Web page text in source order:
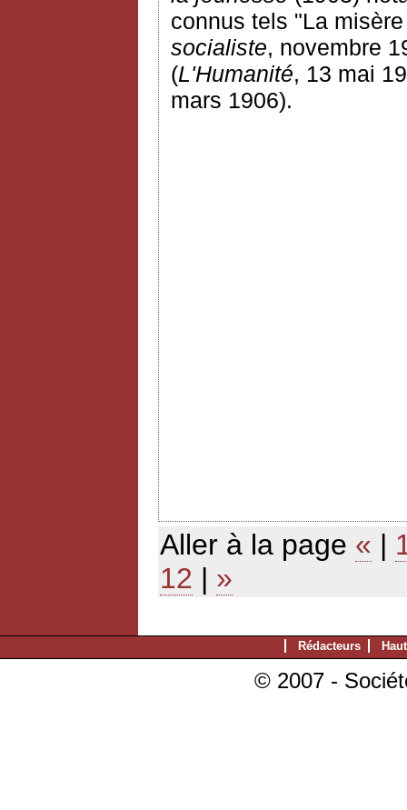
connus tels "La
socialiste, novembre
(L'Humanité, 13 mai
mars 1906).
Aller à la page « |
12 | »
Rédacteurs
© 2007 -